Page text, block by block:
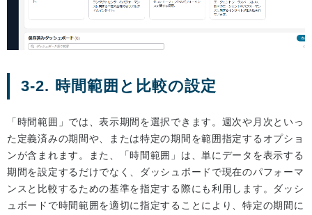
3-2. 時間範囲と比較の設定
「時間範囲」では、表示期間を選択できます。週次や月次といっ
た定義済みの期間や、または特定の期間を範囲指定するオプショ
ンが含まれます。また、「時間範囲」は、単にデータを表示する
期間を設定するだけでなく、ダッシュボードで現在のパフォーマ
ンスと比較するための基準を指定する際にも利用します。ダッシ
ュボードで時間範囲を適切に指定することにより、特定の期間に